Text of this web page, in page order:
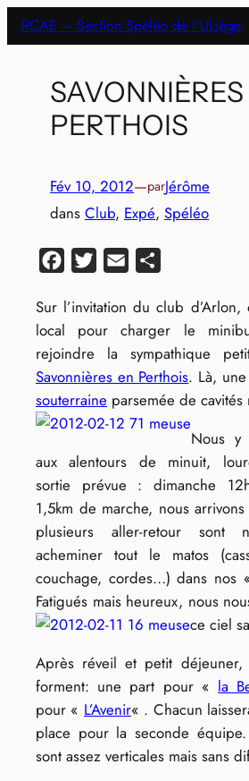
Aller
au
RCAE – Section Spéléo de l'ULiège
SAVONNIÈRES
PERTHOIS
Fév 10, 2012—parJérôme
dans Club, Expé, Spéléo
Facebook
Twitter Email
Sur l’invitation du club
local pour charger le
rejoindre la sympathique
Savonnières en Perthois. Là,
souterraine parsemée de cavités
Nous y
aux alentours de minuit,
sortie prévue : dimanche
1,5km de marche, nous
plusieurs aller-retour sont
acheminer tout le matos
couchage, cordes…) dans nos
Fatigués mais heureux, nous
ce ciel
Après réveil et petit
forment: une part pour « la
pour « L’Avenir« . Chacun
place pour la seconde
sont assez verticales mais sans